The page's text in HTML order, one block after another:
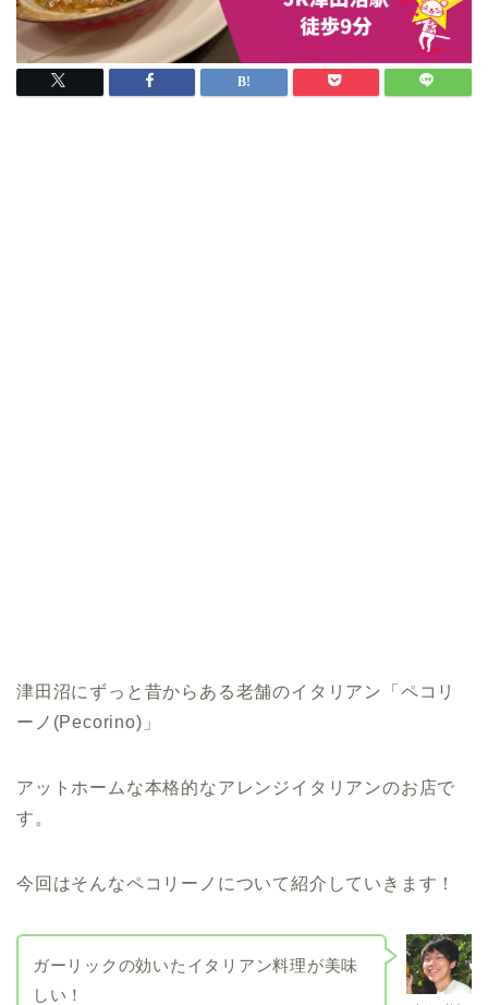
津田沼にずっと昔からある老舗のイタリアン「ペコリ
ーノ(Pecorino)」
アットホームな本格的なアレンジイタリアンのお店で
す。
今回はそんなペコリーノについて紹介していきます！
ガーリックの効いたイタリアン料理が美味
しい！